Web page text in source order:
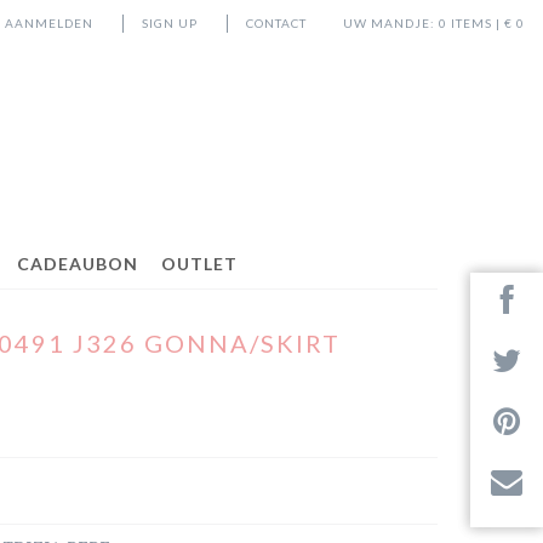
UW MANDJE: 0 ITEMS | € 0
AANMELDEN SIGN UP CONTACT
CADEAUBON OUTLET
J326 GONNA/SKIRT